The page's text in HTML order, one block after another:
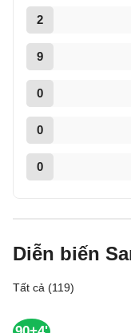
2
9
0
0
0
Diễn biến
Tất cả (119)